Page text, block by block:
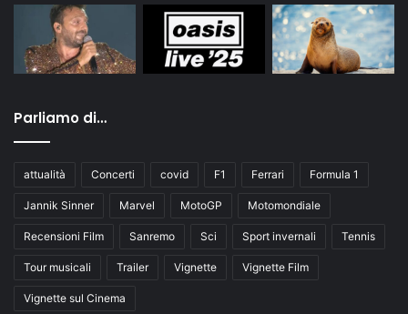
Parliamo di…
attualità Concerti covid F1 Ferrari Formula 1
Jannik Sinner Marvel MotoGP Motomondiale
Recensioni Film Sanremo Sci Sport invernali Tennis
Tour musicali Trailer Vignette Vignette Film
Vignette sul Cinema